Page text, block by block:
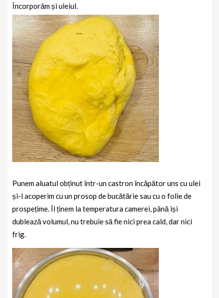
Încorporăm și uleiul.
Punem aluatul obținut într-un castron încăpător uns cu ulei
și-l acoperim cu un prosop de bucătărie sau cu o folie de
prospețime. Îl ținem la temperatura camerei, până își
dublează volumul, nu trebuie să fie nici prea cald, dar nici
frig.